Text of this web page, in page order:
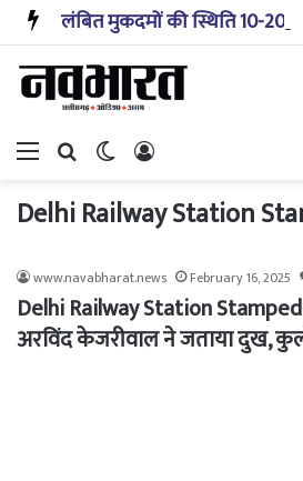
Menu Search forSwitch skin
Delhi Railway Station
www.navabharat.news February 16, 2025
Delhi Railway Station
अरविंद केजरीवाल ने जताया दुख,